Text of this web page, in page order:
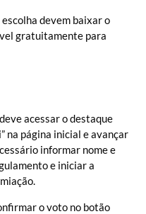
devem baixar o
gratuitamente para
acessar o destaque
na página inicial e avançar
informar nome e
e iniciar a
o voto no botão